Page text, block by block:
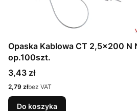
Opaska Kablowa CT 2,5x200 N
op.100szt.
Cena
3,43 zł
Cena
2,79 złbez VAT
Do koszyka